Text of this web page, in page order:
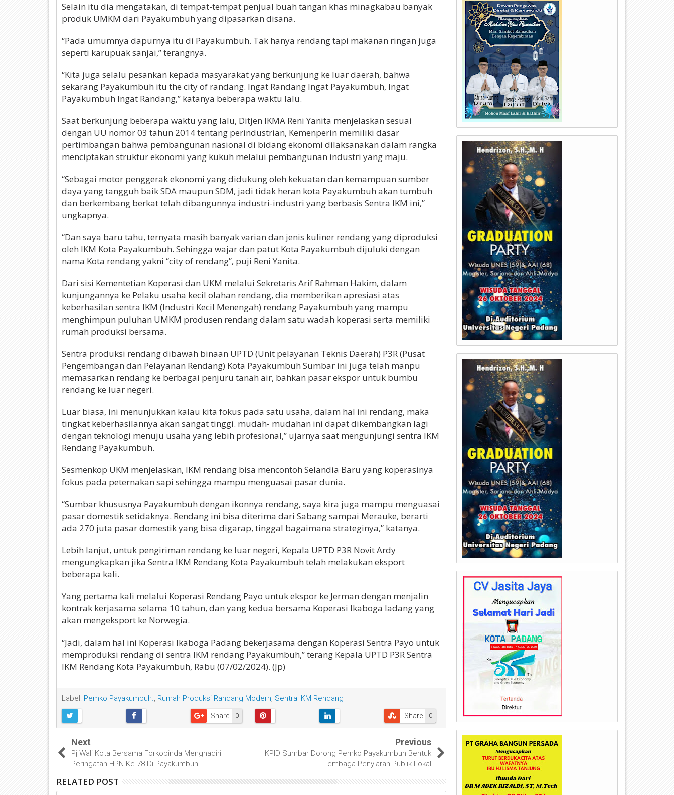
Selain itu dia mengatakan, di tempat-tempat penjual buah tangan khas minagkabau banyak
produk UMKM dari Payakumbuh yang dipasarkan disana.
“Pada umumnya dapurnya itu di Payakumbuh. Tak hanya rendang tapi makanan ringan juga
seperti karupuak sanjai,” terangnya.
“Kita juga selalu pesankan kepada masyarakat yang berkunjung ke luar daerah, bahwa
sekarang Payakumbuh itu the city of randang. Ingat Randang Ingat Payakumbuh, Ingat
Payakumbuh Ingat Randang,” katanya beberapa waktu lalu.
Saat berkunjung beberapa waktu yang lalu, Ditjen IKMA Reni Yanita menjelaskan sesuai
dengan UU nomor 03 tahun 2014 tentang perindustrian, Kemenperin memiliki dasar
pertimbangan bahwa pembangunan nasional di bidang ekonomi dilaksanakan dalam rangka
menciptakan struktur ekonomi yang kukuh melalui pembangunan industri yang maju.
“Sebagai motor penggerak ekonomi yang didukung oleh kekuatan dan kemampuan sumber
daya yang tangguh baik SDA maupun SDM, jadi tidak heran kota Payakumbuh akan tumbuh
dan berkembang berkat telah dibangunnya industri-industri yang berbasis Sentra IKM ini,”
ungkapnya.
“Dan saya baru tahu, ternyata masih banyak varian dan jenis kuliner rendang yang diproduksi
oleh IKM Kota Payakumbuh. Sehingga wajar dan patut Kota Payakumbuh dijuluki dengan
nama Kota rendang yakni “city of rendang”, puji Reni Yanita.
Dari sisi Kementetian Koperasi dan UKM melalui Sekretaris Arif Rahman Hakim, dalam
kunjungannya ke Pelaku usaha kecil olahan rendang, dia memberikan apresiasi atas
keberhasilan sentra IKM (Industri Kecil Menengah) rendang Payakumbuh yang mampu
menghimpun puluhan UMKM produsen rendang dalam satu wadah koperasi serta memiliki
rumah produksi bersama.
Sentra produksi rendang dibawah binaan UPTD (Unit pelayanan Teknis Daerah) P3R (Pusat
Pengembangan dan Pelayanan Rendang) Kota Payakumbuh Sumbar ini juga telah manpu
memasarkan rendang ke berbagai penjuru tanah air, bahkan pasar ekspor untuk bumbu
rendang ke luar negeri.
Luar biasa, ini menunjukkan kalau kita fokus pada satu usaha, dalam hal ini rendang, maka
tingkat keberhasilannya akan sangat tinggi. mudah- mudahan ini dapat dikembangkan lagi
dengan teknologi menuju usaha yang lebih profesional,” ujarnya saat mengunjungi sentra IKM
Rendang Payakumbuh.
Sesmenkop UKM menjelaskan, IKM rendang bisa mencontoh Selandia Baru yang koperasinya
fokus pada peternakan sapi sehingga mampu menguasai pasar dunia.
“Sumbar khususnya Payakumbuh dengan ikonnya rendang, saya kira juga mampu menguasai
pasar domestik setidaknya. Rendang ini bisa diterima dari Sabang sampai Merauke, berarti
ada 270 juta pasar domestik yang bisa digarap, tinggal bagaimana strateginya,” katanya.
Lebih lanjut, untuk pengiriman rendang ke luar negeri, Kepala UPTD P3R Novit Ardy
mengungkapkan jika Sentra IKM Rendang Kota Payakumbuh telah melakukan eksport
beberapa kali.
Yang pertama kali melalui Koperasi Rendang Payo untuk ekspor ke Jerman dengan menjalin
kontrak kerjasama selama 10 tahun, dan yang kedua bersama Koperasi Ikaboga Iadang yang
akan mengeksport ke Norwegia.
“Jadi, dalam hal ini Koperasi Ikaboga Padang bekerjasama dengan Koperasi Sentra Payo untuk
memproduksi rendang di sentra IKM rendang Payakumbuh,” terang Kepala UPTD P3R Sentra
IKM Rendang Kota Payakumbuh, Rabu (07/02/2024). (Jp)
Label: Pemko Payakumbuh., Rumah Produksi Randang Modern, Sentra IKM Rendang
0
Share 0
Share
Next
Pj Wali Kota Bersama Forkopinda Menghadiri
Peringatan HPN Ke 78 Di Payakumbuh
Previous
KPID Sumbar Dorong Pemko Payakumbuh Bentuk
Lembaga Penyiaran Publik Lokal
RELATED POST